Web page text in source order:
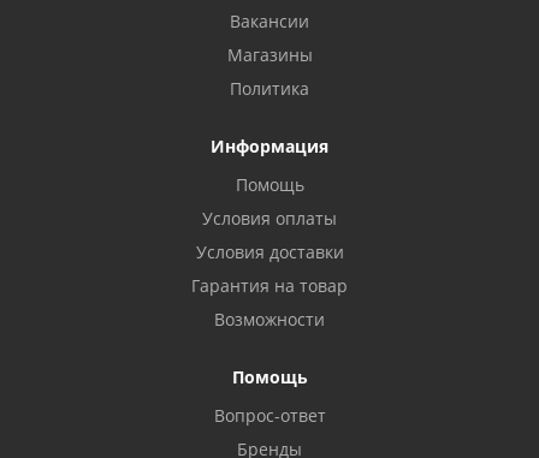
Вакансии
Магазины
Политика
Информация
Помощь
Условия оплаты
Условия доставки
Гарантия на товар
Возможности
Помощь
Вопрос-ответ
Бренды